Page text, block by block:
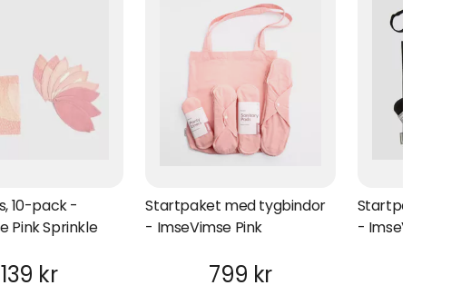
10-pack -
Pink Sprinkle
139 kr
Startpaket med tygbindor
- ImseVimse Pink
799 kr
Startpaket
- ImseVimse